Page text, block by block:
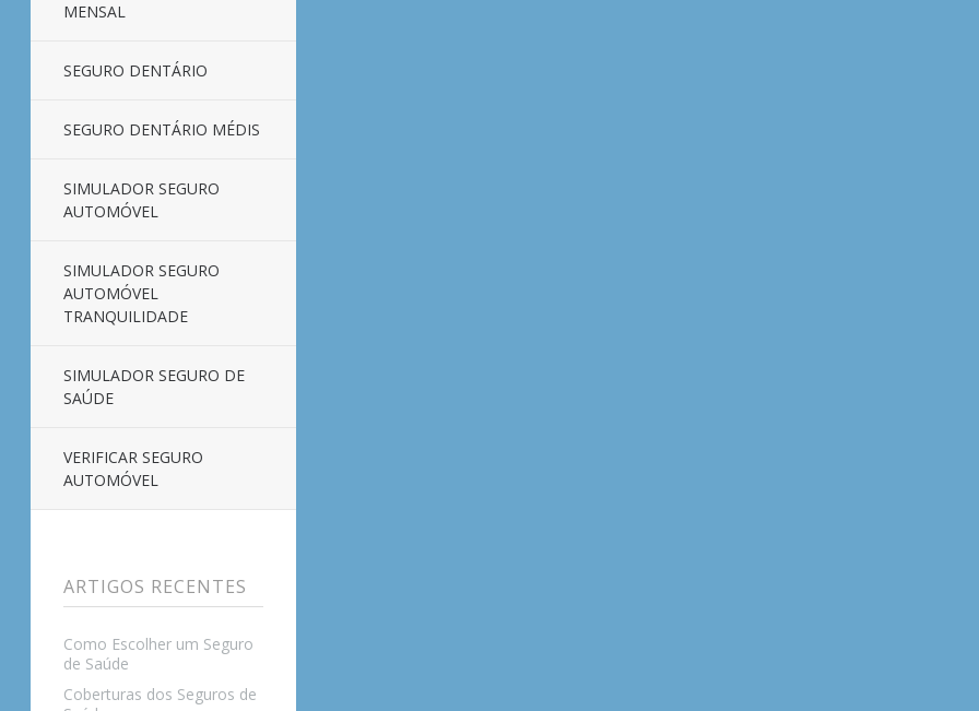
MENSAL
SEGURO DENTÁRIO
SEGURO DENTÁRIO MÉDIS
SIMULADOR SEGURO
AUTOMÓVEL
SIMULADOR SEGURO
AUTOMÓVEL
TRANQUILIDADE
SIMULADOR SEGURO DE
SAÚDE
VERIFICAR SEGURO
AUTOMÓVEL
ARTIGOS RECENTES
Como Escolher um Seguro
de Saúde
Coberturas dos Seguros de